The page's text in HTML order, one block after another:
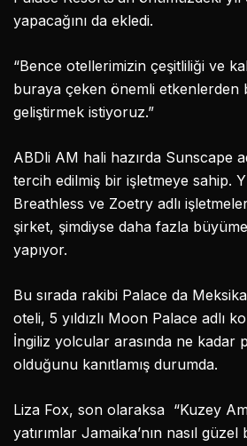
yapacağını da ekledi.
“Bence otellerimizin çeşitliliği ve
buraya çeken önemli etkenlerden
geliştirmek istiyoruz.”
ABDli AM hali hazırda Sunscape
tercih edilmiş bir işletmeye sahip.
Breathless ve Zoetry adlı
şirket, şimdiyse daha fazla
yapıyor.
Bu sırada rakibi Palace da Meksika
oteli, 5 yıldızlı Moon Palace adlı
İngiliz yolcular arasında ne kadar
olduğunu kanıtlamış durumda.
Liza Fox, son olaraksa “Kuzey
yatırımlar Jamaika’nın nasıl